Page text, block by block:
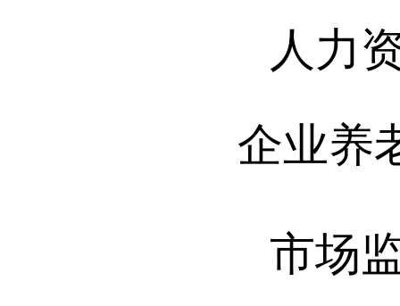
人力
企业养
市场